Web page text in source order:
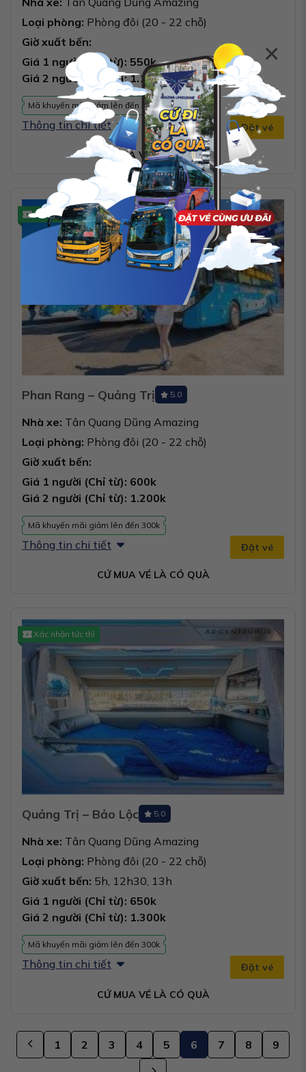
×
Loại phòng: Phòng đôi (20 - 22 chỗ)
Giờ xuất bến:
Giá 1 người (Chỉ từ): 550k
Giá 2 người (Chỉ từ): 1.100k
Mã khuyến mãi giảm lên đến 300k
Thông tin chi tiết Đặt vé
CỨ MUA VÉ LÀ CÓ QUÀ
Xác nhận tức thì
Phan Rang – Quảng Trị 5.0
Nhà xe: Tân Quang Dũng Amazing
Loại phòng: Phòng đôi (20 - 22 chỗ)
Giờ xuất bến:
Giá 1 người (Chỉ từ): 600k
Giá 2 người (Chỉ từ): 1.200k
Mã khuyến mãi giảm lên đến 300k
Thông tin chi tiết Đặt vé
CỨ MUA VÉ LÀ CÓ QUÀ
Xác nhận tức thì
Quảng Trị – Bảo Lộc 5.0
Nhà xe: Tân Quang Dũng Amazing
Loại phòng: Phòng đôi (20 - 22 chỗ)
Giờ xuất bến: 5h, 12h30, 13h
Giá 1 người (Chỉ từ): 650k
Giá 2 người (Chỉ từ): 1.300k
Mã khuyến mãi giảm lên đến 300k
Thông tin chi tiết Đặt vé
CỨ MUA VÉ LÀ CÓ QUÀ
1 2 3 4 5 6 7 8 9